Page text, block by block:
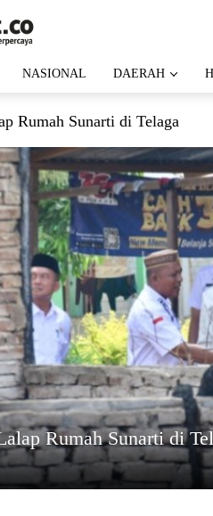
NASIONAL DAERAH
Rumah Sunarti di Telaga
Rumah Sunarti di